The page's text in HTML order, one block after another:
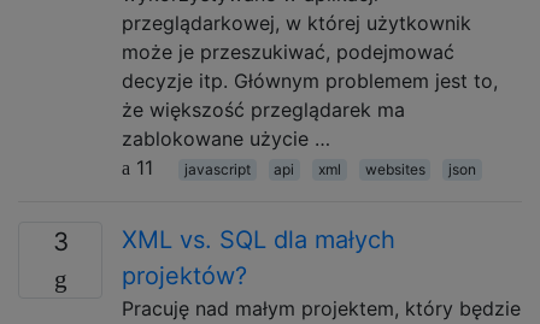
przeglądarkowej, w której użytkownik
może je przeszukiwać, podejmować
decyzje itp. Głównym problemem jest to,
że większość przeglądarek ma
zablokowane użycie …
11
javascript api xml websites json
3
XML vs. SQL dla małych
projektów?
Pracuję nad małym projektem, który będzie